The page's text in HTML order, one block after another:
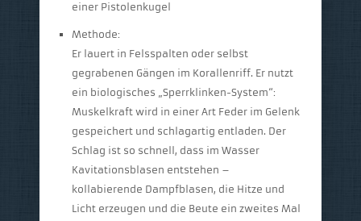
einer Pistolenkugel
Methode:
Er lauert in Felsspalten oder selbst
gegrabenen Gängen im Korallenriff. Er nutzt
ein biologisches „Sperrklinken-System“:
Muskelkraft wird in einer Art Feder im Gelenk
gespeichert und schlagartig entladen. Der
Schlag ist so schnell, dass im Wasser
Kavitationsblasen entstehen –
kollabierende Dampfblasen, die Hitze und
Licht erzeugen und die Beute ein zweites Mal